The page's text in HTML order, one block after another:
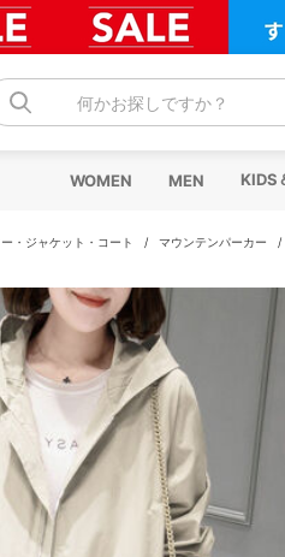
何かお探しですか？
WOMEN MEN KIDS
・ジャケット・コート / マウンテンパーカー /